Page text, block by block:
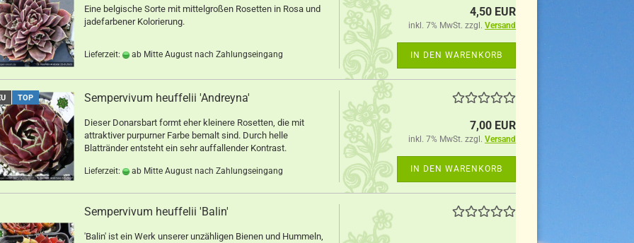
Eine belgische Sorte mit mittelgroßen Rosetten in Rosa und
jadefarbener Kolorierung.
Lieferzeit: ab Mitte August nach Zahlungseingang
4,50 EUR
inkl. 7% MwSt. zzgl. Versand
IN DEN WARENKORB
TOP Sempervivum heuffelii 'Andreyna'
Dieser Donarsbart formt eher kleinere Rosetten, die mit
attraktiver purpurner Farbe bemalt sind. Durch helle
Blattränder entsteht ein sehr auffallender Kontrast.
Lieferzeit: ab Mitte August nach Zahlungseingang
7,00 EUR
inkl. 7% MwSt. zzgl. Versand
IN DEN WARENKORB
Sempervivum heuffelii 'Balin'
'Balin' ist ein Werk unserer unzähligen Bienen und Hummeln,